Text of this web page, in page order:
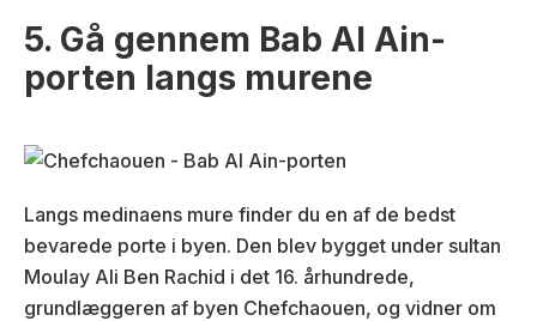
5. Gå gennem Bab Al Ain-
porten langs murene
Langs medinaens mure finder du en af de bedst
bevarede porte i byen. Den blev bygget under sultan
Moulay Ali Ben Rachid i det 16. århundrede,
grundlæggeren af byen Chefchaouen, og vidner om